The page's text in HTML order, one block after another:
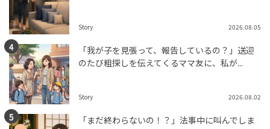
Story 2026.08.05
「我が子を見張って、報告しているの？」送迎
のたび粗探しを伝えてくるママ友に、私が...
Story 2026.08.02
「まだ終わらないの！？」法事中に叫んでしま